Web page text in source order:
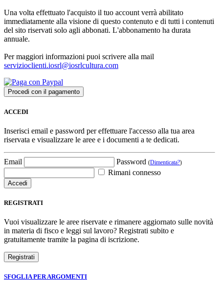
Una volta effettuato l'acquisto il tuo account verrà abilitato
immediatamente alla visione di questo contenuto e di tutti i contenuti
del sito riservati solo agli abbonati. L'abbonamento ha durata
annuale.
Per maggiori informazioni puoi scrivere alla mail
servizioclienti.iosrl@iosrlcultura.com
ACCEDI
Inserisci email e password per effettuare l'accesso alla tua area
riservata e visualizzare le aree e i documenti a te dedicati.
Email Password (Dimenticata?)
Rimani connesso
REGISTRATI
Vuoi visualizzare le aree riservate e rimanere aggiornato sulle novità
in materia di fisco e leggi sul lavoro? Registrati subito e
gratuitamente tramite la pagina di iscrizione.
SFOGLIA PER ARGOMENTI